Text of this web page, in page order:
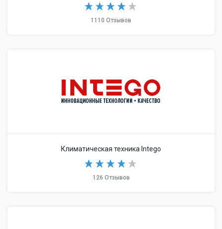
1110 Отзывов
Климатическая техника Intego
126 Отзывов